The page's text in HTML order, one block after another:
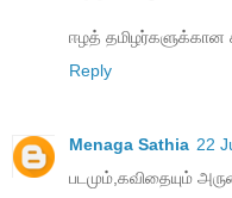
ஈழத் தமிழர்களுக்கான
Reply
Menaga Sathia 22
படமும்,கவிதையும்